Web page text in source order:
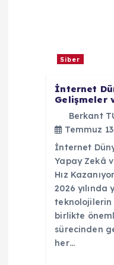
Siber
İnternet
Gelişmeler
Berkant
Temmuz
İnternet
Yapay Zekâ
Hız
2026
teknolojilerin
birlikte
sürecinden
her…